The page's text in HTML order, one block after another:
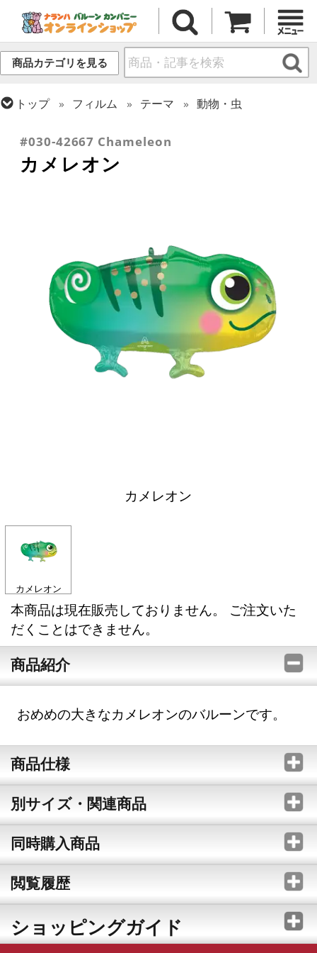
商品カテゴリを見る
トップ フィルム テーマ
動物・虫
#030-42667 Chameleon
カメレオン
カメレオン
カメレオン
本商品は現在販売しておりません。 ご注文いた
だくことはできません。
商品紹介
おめめの大きなカメレオンのバルーンです。
商品仕様
別サイズ・関連商品
同時購入商品
閲覧履歴
ショッピングガイド